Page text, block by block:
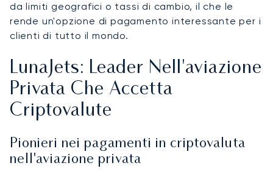
da limiti geografici o tassi di cambio, il che le
rende un'opzione di pagamento interessante per i
clienti di tutto il mondo.
LunaJets: Leader Nell'aviazione
Privata Che Accetta
Criptovalute
Pionieri nei pagamenti in criptovaluta
nell'aviazione privata